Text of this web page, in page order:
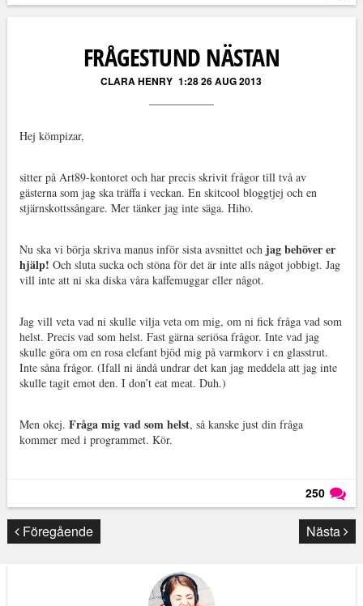
FRÅGESTUND NÄSTAN
CLARA HENRY 1:28 26 AUG 2013
Hej kömpizar,
sitter på Art89-kontoret och har precis skrivit frågor till två av
gästerna som jag ska träffa i veckan. En skitcool bloggtjej och en
stjärnskottssångare. Mer tänker jag inte säga. Hiho.
Nu ska vi börja skriva manus inför sista avsnittet och jag behöver er
hjälp! Och sluta sucka och stöna för det är inte alls något jobbigt. Jag
vill inte att ni ska diska våra kaffemuggar eller något.
Jag vill veta vad ni skulle vilja veta om mig, om ni fick fråga vad som
helst. Precis vad som helst. Fast gärna seriösa frågor. Inte vad jag
skulle göra om en rosa elefant bjöd mig på varmkorv i en glasstrut.
Inte såna frågor. (Ifall ni ändå undrar det kan jag meddela att jag inte
skulle tagit emot den. I don’t eat meat. Duh.)
Men okej. Fråga mig vad som helst, så kanske just din fråga
kommer med i programmet. Kör.
250
Läs kommentarer (250)
Föregående Nästa